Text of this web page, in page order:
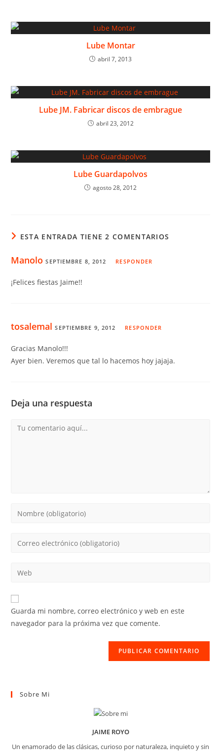
Lube Montar
abril 7, 2013
Lube JM. Fabricar discos de embrague
abril 23, 2012
Lube Guardapolvos
agosto 28, 2012
ESTA ENTRADA TIENE 2 COMENTARIOS
Manolo SEPTIEMBRE 8, 2012 RESPONDER
¡Felices fiestas Jaime!!
tosalemal SEPTIEMBRE 9, 2012 RESPONDER
Gracias Manolo!!!
Ayer bien. Veremos que tal lo hacemos hoy jajaja.
Deja una respuesta
Comentario
Introduce
de
para
comentar
Introduce
de
electrónico
para
comentar
Introduce
URL
de
Guarda mi nombre, correo electrónico y web en este
navegador para la próxima vez que comente.
Sobre Mi
JAIME ROYO
Un enamorado de las clásicas, curioso por naturaleza, inquieto y sin